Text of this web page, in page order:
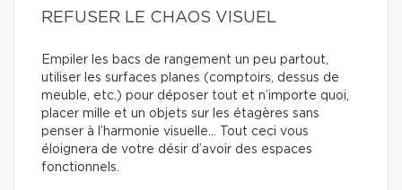
REFUSER LE CHAOS VISUEL
Empiler les bacs de rangement un peu partout,
utiliser les surfaces planes (comptoirs, dessus de
meuble, etc.) pour déposer tout et n’importe quoi,
placer mille et un objets sur les étagères sans
penser à l’harmonie visuelle… Tout ceci vous
éloignera de votre désir d’avoir des espaces
fonctionnels.